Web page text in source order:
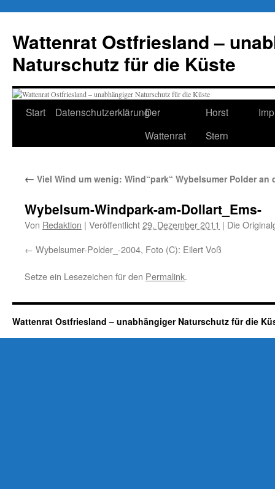
springen
Wattenrat Ostfriesland –
Naturschutz für die Küste
Start DatenschutzerklärungDer
Wattenrat
Horst
Stern
← Viel Wind um wenig: Wind“park“ Wybelsumer Polder an
Wybelsum-Windpark-am-Dollart_Ems-
Von Redaktion | Veröffentlicht29. Dezember 2011 | Die
Wybelsumer-Polder_-2004, Foto (C): Eilert Voß
Setze ein Lesezeichen für den Permalink.
Wattenrat Ostfriesland – unabhängiger Naturschutz für die